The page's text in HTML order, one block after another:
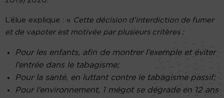
L’élue explique : « Cette décision d’interdiction de fumer
et de vapoter est motivée par plusieurs critères :
Pour les enfants, afin de montrer l’exemple et éviter
l’entrée dans le tabagisme;
Pour la santé, en luttant contre le tabagisme passif;
Pour l’environnement, 1 mégot se dégrade en 12 ans